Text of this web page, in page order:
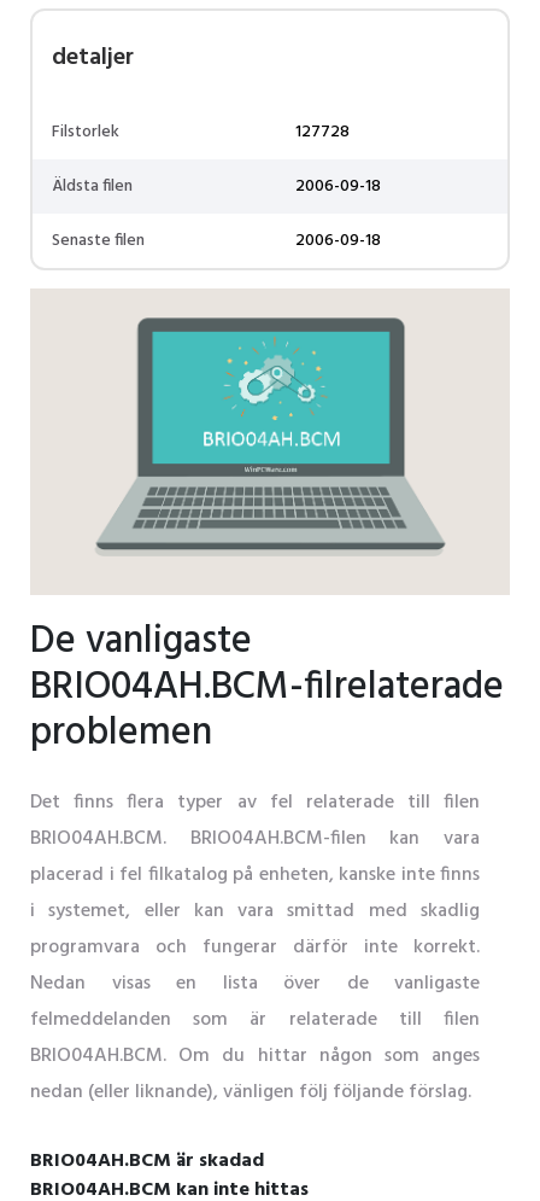
detaljer
Filstorlek
127728
Äldsta filen
2006-09-18
Senaste filen
2006-09-18
De vanligaste
BRIO04AH.BCM-filrelaterade
problemen
Det finns flera typer av fel relaterade till filen
BRIO04AH.BCM. BRIO04AH.BCM-filen kan vara
placerad i fel filkatalog på enheten, kanske inte finns
i systemet, eller kan vara smittad med skadlig
programvara och fungerar därför inte korrekt.
Nedan visas en lista över de vanligaste
felmeddelanden som är relaterade till filen
BRIO04AH.BCM. Om du hittar någon som anges
nedan (eller liknande), vänligen följ följande förslag.
BRIO04AH.BCM är skadad
BRIO04AH.BCM kan inte hittas